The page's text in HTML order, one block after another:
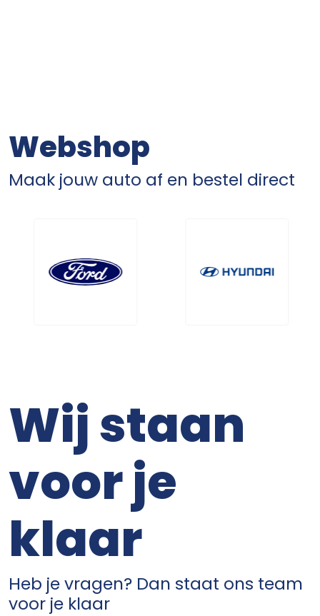
Webshop
Maak jouw auto af en bestel direct
Wij staan
voor je
klaar
Heb je vragen? Dan staat ons team
voor je klaar